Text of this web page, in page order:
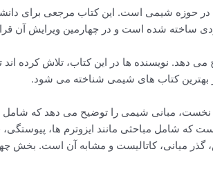
حوزه شیمی است. این کتاب مرجعی برای
ساخته شده است و در چهارمین ویرایش آن
دهد. نویسنده ها در این کتاب، تلاش کرده
کتاب های شیمی شناخته می شود.
مبانی شیمی را توضیح می دهد که شامل
که شامل مباحثی مانند ایزوترم ها،
میانی، کاتالیست و مشابه آن است. بخش